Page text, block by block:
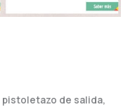
pistoletazo de salida,